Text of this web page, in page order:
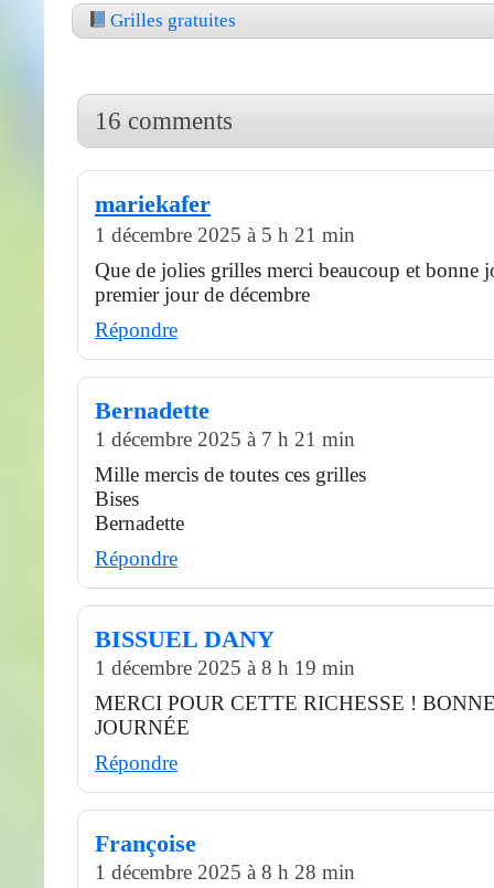
Grilles gratuites
16 comments
mariekafer
1 décembre 2025 à 5 h 21 min
Que de jolies grilles merci beaucoup et bonne
premier jour de décembre
Répondre
Bernadette
1 décembre 2025 à 7 h 21 min
Mille mercis de toutes ces grilles
Bises
Bernadette
Répondre
BISSUEL DANY
1 décembre 2025 à 8 h 19 min
MERCI POUR CETTE RICHESSE !
JOURNÉE
Répondre
Françoise
1 décembre 2025 à 8 h 28 min